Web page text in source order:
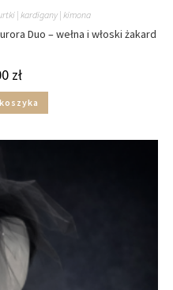
| kardigany | kimona
Duo – wełna i włoski żakard
zł